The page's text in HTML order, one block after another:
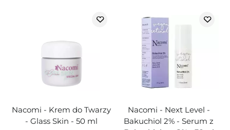
Nacomi - Krem do Twarzy
- Glass Skin - 50 ml
Nacomi - Next Level -
Bakuchiol 2% - Serum z